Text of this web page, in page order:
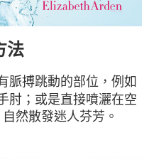
法
脈搏跳動的部位，例如
肘；或是直接噴灑在空
然散發迷人芬芳。